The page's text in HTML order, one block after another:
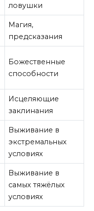
ловушки
Магия,
предсказания
Божественные
способности
Исцеляющие
заклинания
Выживание в
экстремальных
условиях
Выживание в
самых тяжёлых
условиях